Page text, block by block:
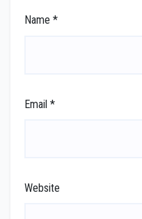
Name *
Email *
Website